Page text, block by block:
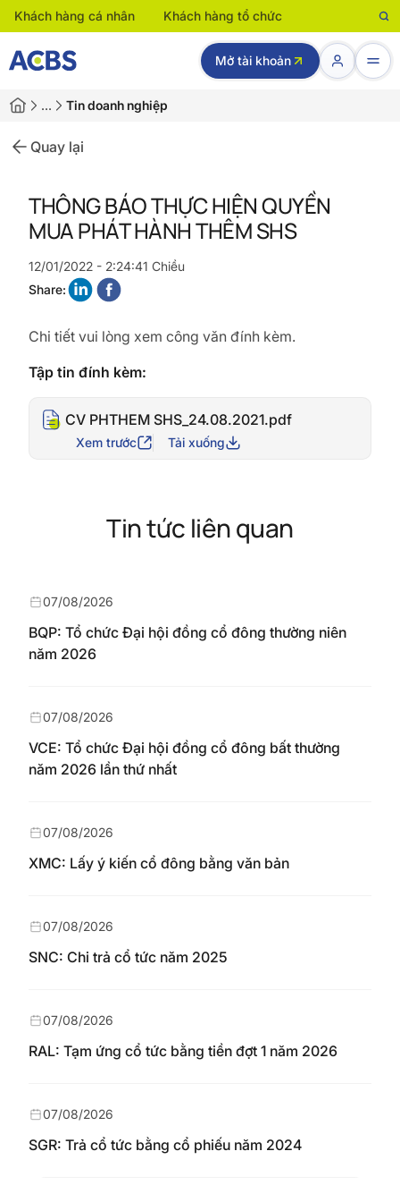
Khách hàng cá nhân Khách hàng tổ chức
Mở tài khoản
… Tin doanh nghiệp
Quay lại
THÔNG BÁO THỰC HIỆN QUYỀN
MUA PHÁT HÀNH THÊM SHS
12/01/2022 - 2:24:41 Chiều
Share:
Chi tiết vui lòng xem công văn đính kèm.
Tập tin đính kèm:
CV PHTHEM SHS_24.08.2021.pdf
Xem trước Tải xuống
Tin tức liên quan
BQP: Tổ chức Đại hội đồng cổ đông thường niên
năm 2026
07/08/2026
VCE: Tổ chức Đại hội đồng cổ đông bất thường
năm 2026 lần thứ nhất
07/08/2026
XMC: Lấy ý kiến cổ đông bằng văn bản
07/08/2026
SNC: Chi trả cổ tức năm 2025
07/08/2026
RAL: Tạm ứng cổ tức bằng tiền đợt 1 năm 2026
07/08/2026
SGR: Trả cổ tức bằng cổ phiếu năm 2024
07/08/2026